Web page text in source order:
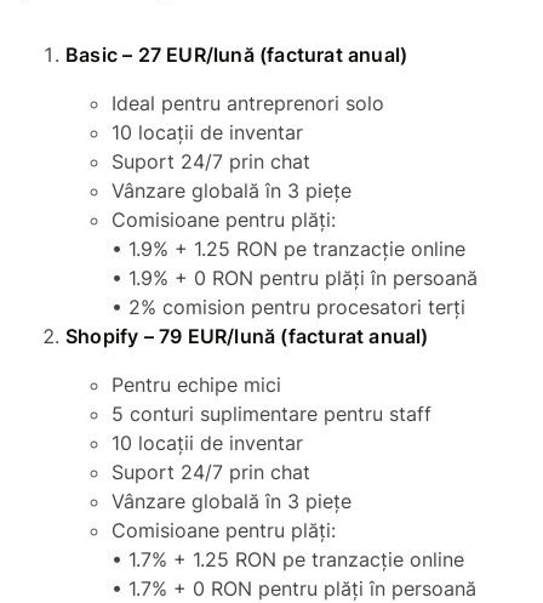
Basic – 27 EUR/lună (facturat anual)
Ideal pentru antreprenori solo
10 locații de inventar
Suport 24/7 prin chat
Vânzare globală în 3 piețe
Comisioane pentru plăți:
• 1.9% + 1.25 RON pe tranzacție online
• 1.9% + 0 RON pentru plăți în persoană
• 2% comision pentru procesatori terți
Shopify – 79 EUR/lună (facturat anual)
Pentru echipe mici
5 conturi suplimentare pentru staff
10 locații de inventar
Suport 24/7 prin chat
Vânzare globală în 3 piețe
Comisioane pentru plăți:
• 1.7% + 1.25 RON pe tranzacție online
• 1.7% + 0 RON pentru plăți în persoană